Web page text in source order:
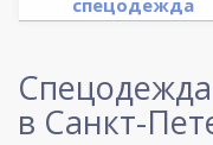
в Санкт-